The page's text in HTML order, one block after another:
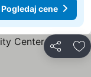
Pogledaj cene
Deli